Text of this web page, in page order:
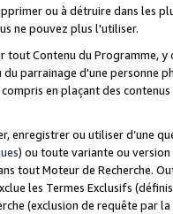
ou à détruire dans les
ne pouvez plus l'utiliser.
tout Contenu du Programme,
parrainage d'une personne
en plaçant des
enregistrer ou utiliser d’une
) ou toute variante ou
tout Moteur de Recherche.
les Termes Exclusifs
(exclusion de requête